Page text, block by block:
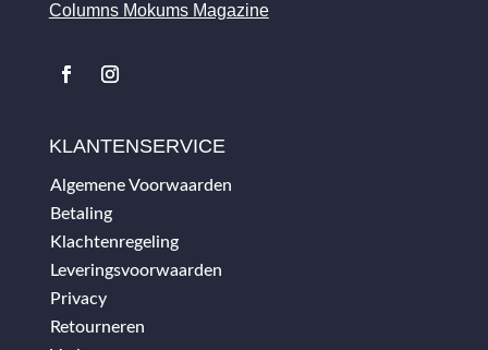
Columns Mokums Magazine
KLANTENSERVICE
Algemene Voorwaarden
Betaling
Klachtenregeling
Leveringsvoorwaarden
Privacy
Retourneren